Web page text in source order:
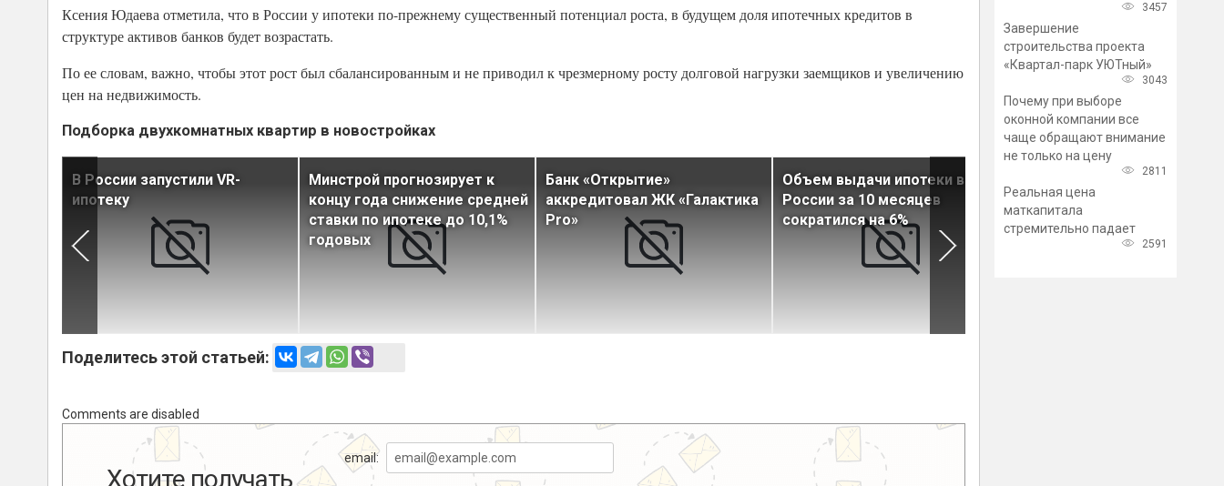
Ксения Юдаева отметила, что в России у ипотеки по-прежнему существенный потенциал роста, в будущем доля ипотечных кредитов в
структуре активов банков будет возрастать.
По ее словам, важно, чтобы этот рост был сбалансированным и не приводил к чрезмерному росту долговой нагрузки заемщиков и увеличению
цен на недвижимость.
Подборка двухкомнатных квартир в новостройках
В России запустили VR-
ипотеку
Минстрой прогнозирует к
концу года снижение средней
ставки по ипотеке до 10,1%
годовых
Банк «Открытие»
аккредитовал ЖК «Галактика
Pro»
Объем выдачи ипотеки в
России за 10 месяцев
сократился на 6%
Росбанк даст ипотеку на
квартиры в ЖК «Галактика
Pro»
Поделитесь этой статьей:
Comments are disabled
Хотите получать
email:
3457
Завершение
строительства проекта
«Квартал-парк УЮТный»
3043
Почему при выборе
оконной компании все
чаще обращают внимание
не только на цену
2811
Реальная цена
маткапитала
стремительно падает
2591